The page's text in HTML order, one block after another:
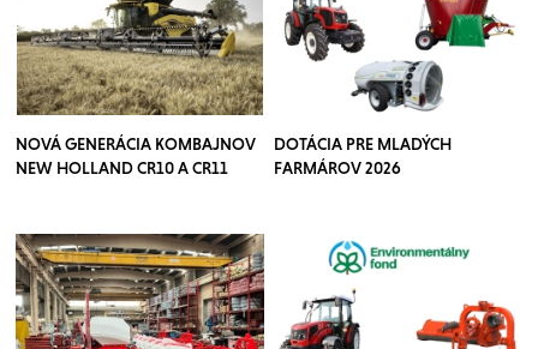
NOVÁ GENERÁCIA KOMBAJNOV
NEW HOLLAND CR10 A CR11
DOTÁCIA PRE MLADÝCH
FARMÁROV 2026